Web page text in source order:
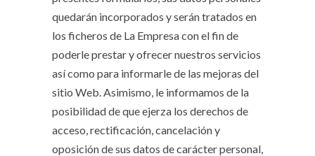
quedarán incorporados y serán tratados en
los ficheros de La Empresa con el fin de
poderle prestar y ofrecer nuestros servicios
así como para informarle de las mejoras del
sitio Web. Asimismo, le informamos de la
posibilidad de que ejerza los derechos de
acceso, rectificación, cancelación y
oposición de sus datos de carácter personal,